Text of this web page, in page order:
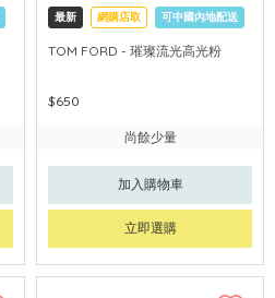
最新 網購店取 可中國內地配送
TOM FORD - 璀璨流光高光粉
$650
尚餘少量
加入購物車
立即選購